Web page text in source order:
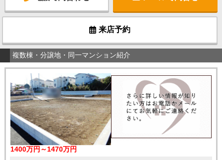
来店予約
複数棟・分譲地・同一マンション紹介
1400万円～1470万円